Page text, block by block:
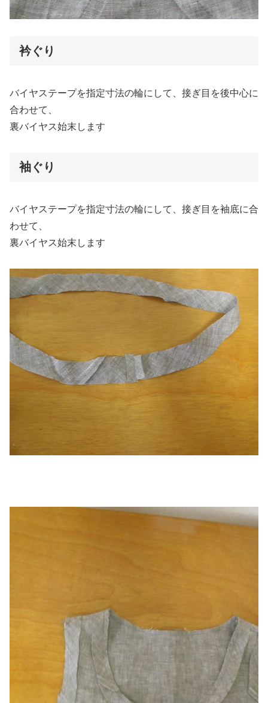
衿ぐり
バイヤステープを指定寸法の輪にして、接ぎ目を後中心に
合わせて、
裏バイヤス始末します
袖ぐり
バイヤステープを指定寸法の輪にして、接ぎ目を袖底に合
わせて、
裏バイヤス始末します